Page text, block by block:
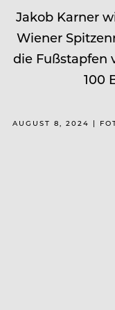
Jakob Karner
Wiener
die Fußstapfen
100
AUGUST 8, 2024 |